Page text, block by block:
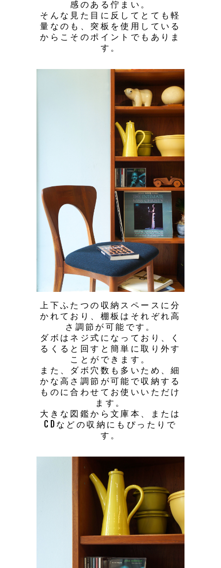
感のある佇まい。
そんな見た目に反してとても軽
量なのも、突板を使用している
からこそのポイントでもありま
す。
上下ふたつの収納スペースに分
かれており、棚板はそれぞれ高
さ調節が可能です。
ダボはネジ式になっており、く
るくると回すと簡単に取り外す
ことができます。
また、ダボ穴数も多いため、細
かな高さ調節が可能で収納する
ものに合わせてお使いいただけ
ます。
大きな図鑑から文庫本、または
CDなどの収納にもぴったりで
す。